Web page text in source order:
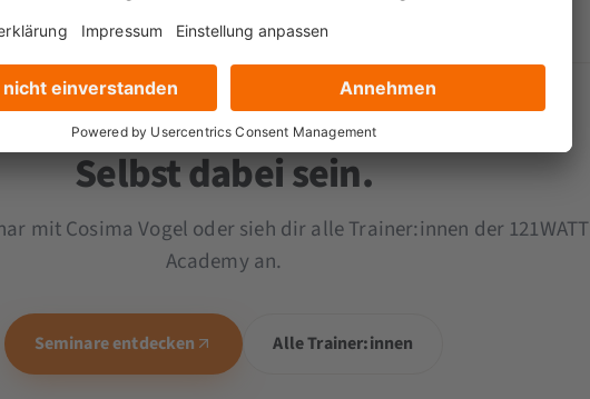
Selbst dabei sein.
mit Cosima Vogel oder sieh dir alle Trainer:innen der 121WATT
Academy an.
Seminare entdecken Alle Trainer:innen